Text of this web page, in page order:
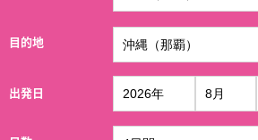
目的地
出発日